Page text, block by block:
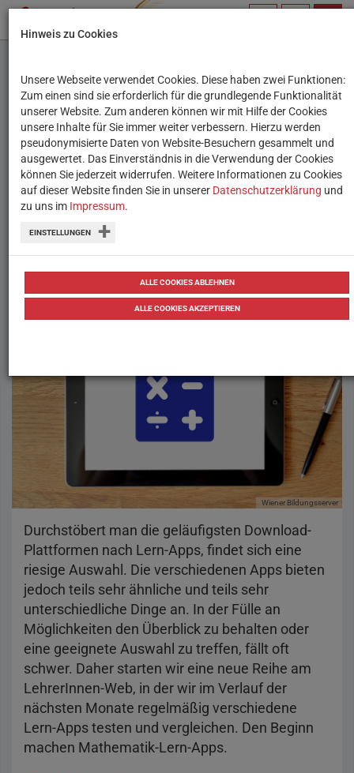
Lern-Apps im Vergleich
– Teil 1: Mathematik
KhanAcademy, ClassNinjas, MathFight
oder Mathe-Trainer? Vier verschiedene
Apps zum Mathe-Üben im Vergleich.
Testbericht
Wiener Bildungsserver
Durchstöbert man die geläufigsten Download-
Plattformen nach Lern-Apps, findet sich eine
riesige Auswahl. Die verschiedenen Apps bieten
jedoch teils sehr ähnliche und teils sehr
unterschiedliche Dinge an. In der Fülle an
Möglichkeiten den Überblick zu behalten oder
eine geeignete Auswahl zu treffen, fällt oft
schwer. Daher starten wir eine neue Reihe am
LehrerInnen-Web, in der wir im Verlauf der
nächsten Monate regelmäßig verschiedene
Lern-Apps testen und vergleichen. Den Beginn
machen Mathematik-Lern-Apps.
Hinweis zu Cookies
Unsere Webseite verwendet Cookies. Diese haben zwei Funktionen:
Zum einen sind sie erforderlich für die grundlegende Funktionalität
unserer Website. Zum anderen können wir mit Hilfe der Cookies
unsere Inhalte für Sie immer weiter verbessern. Hierzu werden
pseudonymisierte Daten von Website-Besuchern gesammelt und
ausgewertet. Das Einverständnis in die Verwendung der Cookies
können Sie jederzeit widerrufen. Weitere Informationen zu Cookies
auf dieser Website finden Sie in unserer Datenschutzerklärung und
zu uns im Impressum.
EINSTELLUNGEN
ALLE COOKIES ABLEHNEN
ALLE COOKIES AKZEPTIEREN